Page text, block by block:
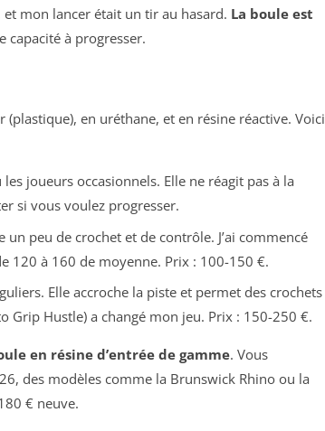
et mon lancer était un tir au hasard. La boule est
à progresser.
en uréthane, et en résine réactive. Voici
joueurs occasionnels. Elle ne réagit pas à la
si vous voulez progresser.
peu de crochet et de contrôle. J’ai commencé
120 à 160 de moyenne. Prix : 100-150 €.
Elle accroche la piste et permet des crochets
Grip Hustle) a changé mon jeu. Prix : 150-250 €.
en résine d’entrée de gamme. Vous
des modèles comme la Brunswick Rhino ou la
€ neuve.